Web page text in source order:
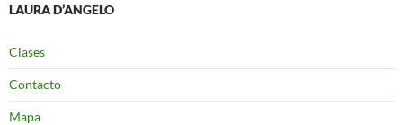
LAURA D’ANGELO
Clases
Contacto
Mapa